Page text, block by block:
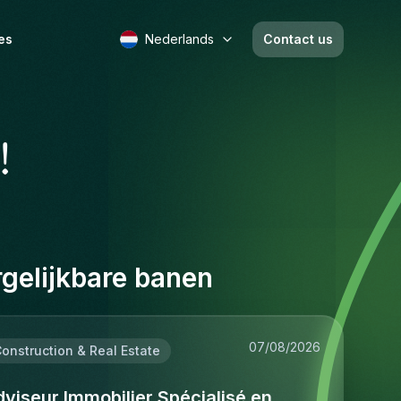
Nederlands Contact us
banen
& Real Estate 07/08/2026